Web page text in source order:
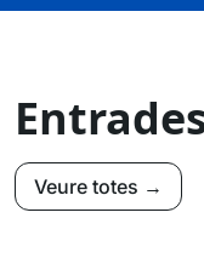
Veure totes →